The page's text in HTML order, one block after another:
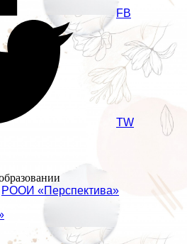
FB
TW
РООИ «Перспектива»